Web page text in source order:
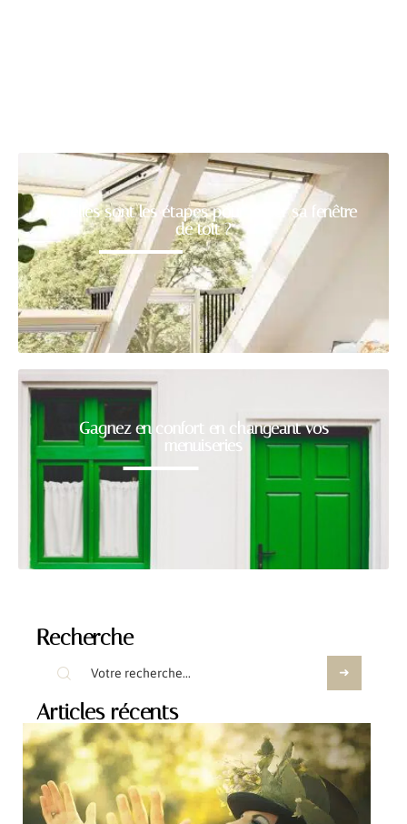
Quelles sont les étapes pour poser sa fenêtre
de toit ?
Gagnez en confort en changeant vos
menuiseries
Recherche
Articles récents